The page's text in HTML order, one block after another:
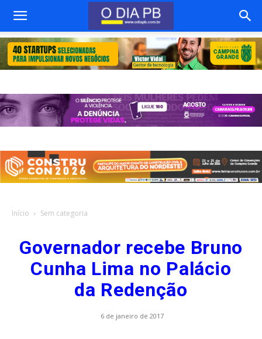
Início Sem categoria
Governador recebe Bruno
Cunha Lima no Palácio
da Redenção
6 de janeiro de 2017